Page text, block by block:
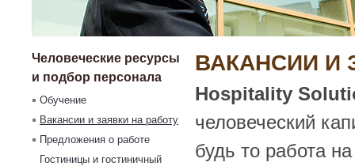
Человеческие ресурсы
и подбор персонала
Обучение
Вакансии и заявки на работу
Предложения о работе
Гостиницы и гостиничный
ВАКАНСИИ И
Hospitality
человеческий
будь то работа